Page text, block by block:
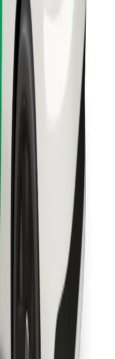
nekoliko minuta!
Bolt
Bolt Food